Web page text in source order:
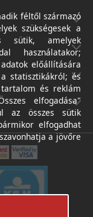
féltől származó
szükségesek a
sütik, amelyek
használatakor;
előállítására
statisztikákról; és
és reklám
elfogadása"
az összes sütik
elfogadhat
a jövőre